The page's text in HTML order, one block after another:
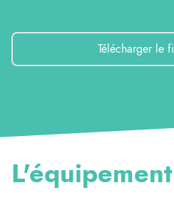
Télécharger le